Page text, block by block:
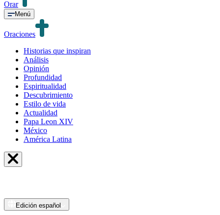
Orar
Menú
Oraciones
Historias que inspiran
Análisis
Opinión
Profundidad
Espiritualidad
Descubrimiento
Estilo de vida
Actualidad
Papa Leon XIV
México
América Latina
Edición español